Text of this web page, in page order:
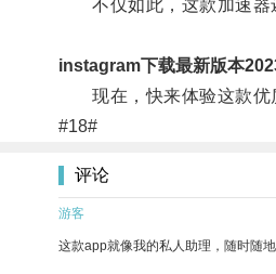
不仅如此，这款加速器还
instagram下载最新版本
现在，快来体验这款优
#18#
评论
游客
这款app就像我的私人助理，随时随地